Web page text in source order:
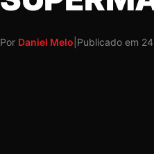
Por Daniel Melo Publicado em